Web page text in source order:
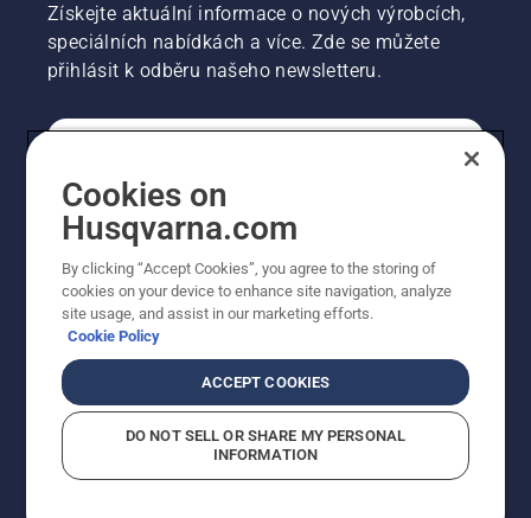
Získejte aktuální informace o nových výrobcích,
speciálních nabídkách a více. Zde se můžete
přihlásit k odběru našeho newsletteru.
PROFESIONÁLNÍ
Cookies on
Husqvarna.com
By clicking “Accept Cookies”, you agree to the storing of
cookies on your device to enhance site navigation, analyze
site usage, and assist in our marketing efforts.
Cookie Policy
ACCEPT COOKIES
DO NOT SELL OR SHARE MY PERSONAL
INFORMATION